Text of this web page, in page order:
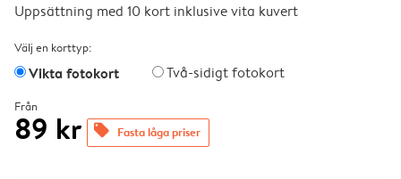
Uppsättning med 10 kort inklusive vita kuvert
Välj en korttyp:
Vikta fotokort Två-sidigt fotokort
Från
89 kr offers Fasta låga priser